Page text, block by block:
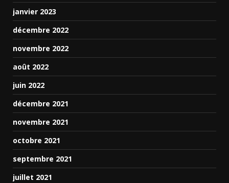
janvier 2023
décembre 2022
novembre 2022
août 2022
juin 2022
décembre 2021
novembre 2021
octobre 2021
septembre 2021
juillet 2021